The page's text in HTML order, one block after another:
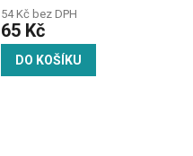
54 Kč bez DPH
65 Kč
DO KOŠÍKU